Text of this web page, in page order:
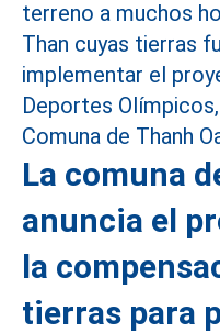
La comuna
anuncia el
la
tierras para